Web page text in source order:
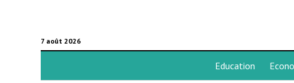
7 août 2026
Education